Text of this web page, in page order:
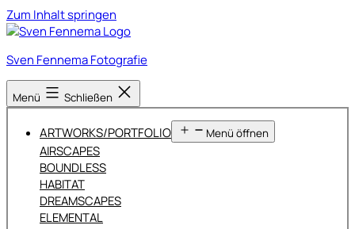
Zum Inhalt springen
Sven Fennema Fotografie
Menü Schließen
ARTWORKS/PORTFOLIO Menü öffnen
AIRSCAPES
BOUNDLESS
HABITAT
DREAMSCAPES
ELEMENTAL